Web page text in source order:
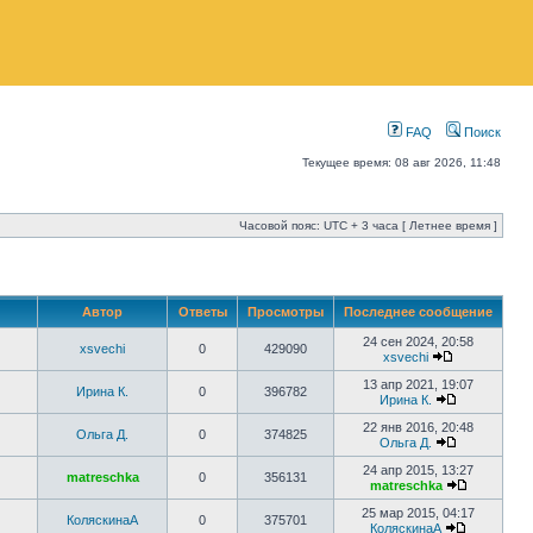
FAQ Поиск
Текущее время: 08 авг 2026, 11:48
Часовой пояс: UTC + 3 часа [ Летнее время ]
Автор Ответы Просмотры Последнее сообщение
xsvechi 0 429090
24 сен 2024, 20:58
xsvechi
Ирина К. 0 396782
13 апр 2021, 19:07
Ирина К.
Ольга Д. 0 374825
22 янв 2016, 20:48
Ольга Д.
matreschka 0 356131
24 апр 2015, 13:27
matreschka
КоляскинаА 0 375701
25 мар 2015, 04:17
КоляскинаА